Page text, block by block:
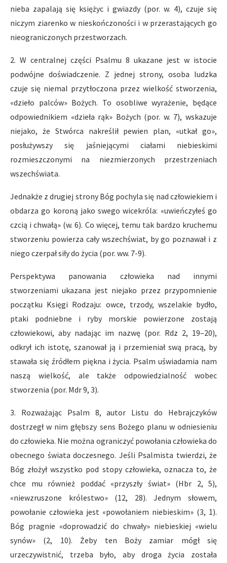
nieba zapalają się księżyc i gwiazdy (por. w. 4), czuje się
niczym ziarenko w nieskończoności i w przerastających go
nieograniczonych przestworzach.
2. W centralnej części Psalmu 8 ukazane jest w istocie
podwójne doświadczenie. Z jednej strony, osoba ludzka
czuje się niemal przytłoczona przez wielkość stworzenia,
«dzieło palców» Bożych. To osobliwe wyrażenie, będące
odpowiednikiem «dzieła rąk» Bożych (por. w. 7), wskazuje
niejako, że Stwórca nakreślił pewien plan, «utkał go»,
posłużywszy się jaśniejącymi ciałami niebieskimi
rozmieszczonymi na niezmierzonych przestrzeniach
wszechświata.
Jednakże z drugiej strony Bóg pochyla się nad człowiekiem i
obdarza go koroną jako swego wicekróla: «uwieńczyłeś go
czcią i chwałą» (w. 6). Co więcej, temu tak bardzo kruchemu
stworzeniu powierza cały wszechświat, by go poznawał i z
niego czerpał siły do życia (por. ww. 7-9).
Perspektywa panowania człowieka nad innymi
stworzeniami ukazana jest niejako przez przypomnienie
początku Księgi Rodzaju: owce, trzody, wszelakie bydło,
ptaki podniebne i ryby morskie powierzone zostają
człowiekowi, aby nadając im nazwę (por. Rdz 2, 19–20),
odkrył ich istotę, szanował ją i przemieniał swą pracą, by
stawała się źródłem piękna i życia. Psalm uświadamia nam
naszą wielkość, ale także odpowiedzialność wobec
stworzenia (por. Mdr 9, 3).
3. Rozważając Psalm 8, autor Listu do Hebrajczyków
dostrzegł w nim głębszy sens Bożego planu w odniesieniu
do człowieka. Nie można ograniczyć powołania człowieka do
obecnego świata doczesnego. Jeśli Psalmista twierdzi, że
Bóg złożył wszystko pod stopy człowieka, oznacza to, że
chce mu również poddać «przyszły świat» (Hbr 2, 5),
«niewzruszone królestwo» (12, 28). Jednym słowem,
powołanie człowieka jest «powołaniem niebieskim» (3, 1).
Bóg pragnie «doprowadzić do chwały» niebieskiej «wielu
synów» (2, 10). Żeby ten Boży zamiar mógł się
urzeczywistnić, trzeba było, aby droga życia została